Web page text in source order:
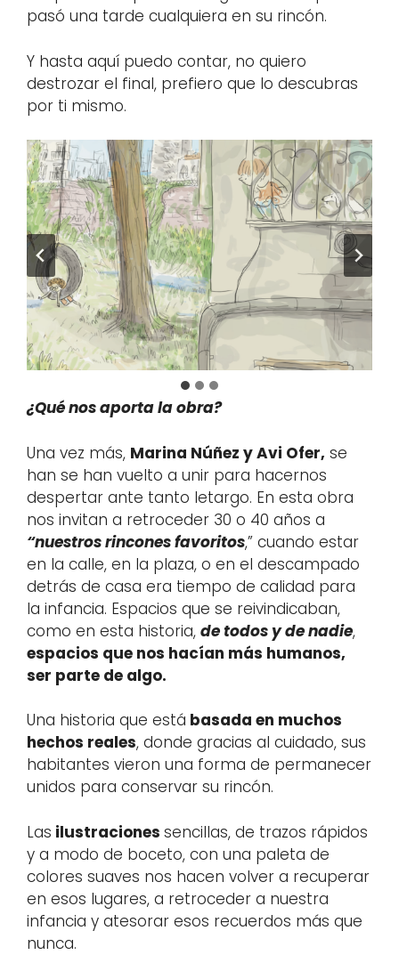
pasó una tarde cualquiera en su rincón.
Y hasta aquí puedo contar, no quiero
destrozar el final, prefiero que lo descubras
por ti mismo.
¿Qué nos aporta la obra?
Una vez más, Marina Núñez y Avi Ofer, se
han se han vuelto a unir para hacernos
despertar ante tanto letargo. En esta obra
nos invitan a retroceder 30 o 40 años a
“nuestros rincones favoritos,” cuando estar
en la calle, en la plaza, o en el descampado
detrás de casa era tiempo de calidad para
la infancia. Espacios que se reivindicaban,
como en esta historia, de todos y de nadie,
espacios que nos hacían más humanos,
ser parte de algo.
Una historia que está basada en muchos
hechos reales, donde gracias al cuidado, sus
habitantes vieron una forma de permanecer
unidos para conservar su rincón.
Las ilustraciones sencillas, de trazos rápidos
y a modo de boceto, con una paleta de
colores suaves nos hacen volver a recuperar
en esos lugares, a retroceder a nuestra
infancia y atesorar esos recuerdos más que
nunca.